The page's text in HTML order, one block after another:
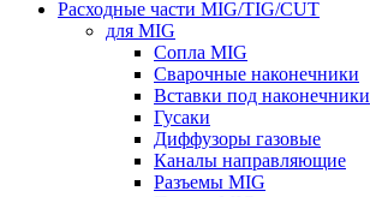
Расходные части MIG/TIG/CUT
для MIG
Сопла MIG
Сварочные наконечники
Вставки под наконечники
Гусаки
Диффузоры газовые
Каналы направляющие
Разъемы MIG